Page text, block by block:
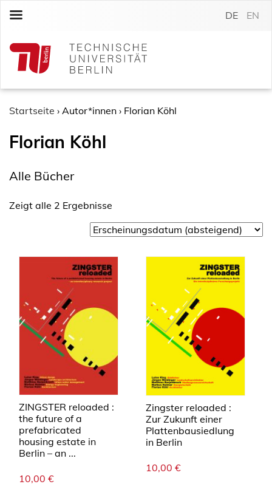
c
DE EN
Startseite › Autor*innen › Florian Köhl
Florian Köhl
Alle Bücher
Zeigt alle 2 Ergebnisse
ZINGSTER reloaded :
the future of a
prefabricated
housing estate in
Berlin – an ...
10,00 €
Zingster reloaded :
Zur Zukunft einer
Plattenbausiedlung
in Berlin
10,00 €